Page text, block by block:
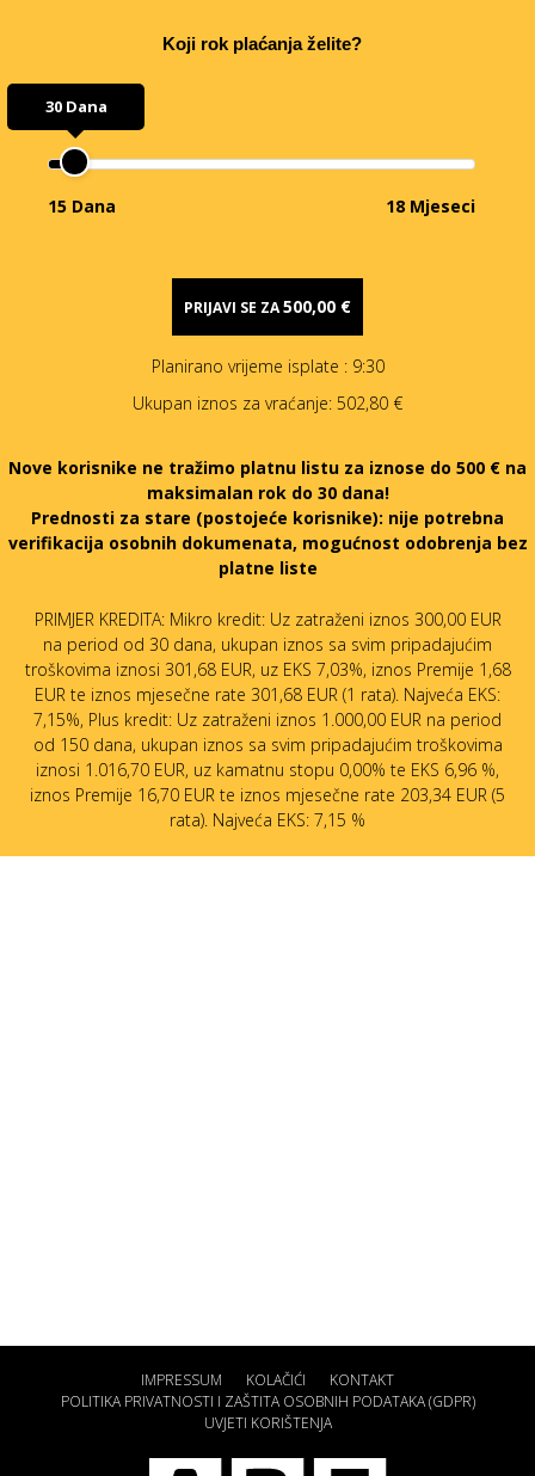
Koji rok plaćanja želite?
30 Dana
15 Dana 18 Mjeseci
PRIJAVI SE ZA500,00 €
Planirano vrijeme isplate : 9:30
Ukupan iznos za vraćanje: 502,80 €
Nove korisnike ne tražimo platnu listu za iznose do 500 € na
maksimalan rok do 30 dana!
Prednosti za stare (postojeće korisnike): nije potrebna
verifikacija osobnih dokumenata, mogućnost odobrenja bez
platne liste
PRIMJER KREDITA: Mikro kredit: Uz zatraženi iznos 300,00 EUR
na period od 30 dana, ukupan iznos sa svim pripadajućim
troškovima iznosi 301,68 EUR, uz EKS 7,03%, iznos Premije 1,68
EUR te iznos mjesečne rate 301,68 EUR (1 rata). Najveća EKS:
7,15%, Plus kredit: Uz zatraženi iznos 1.000,00 EUR na period
od 150 dana, ukupan iznos sa svim pripadajućim troškovima
iznosi 1.016,70 EUR, uz kamatnu stopu 0,00% te EKS 6,96 %,
iznos Premije 16,70 EUR te iznos mjesečne rate 203,34 EUR (5
rata). Najveća EKS: 7,15 %
IMPRESSUM KOLAČIĆI
KONTAKT
POLITIKA PRIVATNOSTI I ZAŠTITA OSOBNIH PODATAKA (GDPR)
UVJETI KORIŠTENJA